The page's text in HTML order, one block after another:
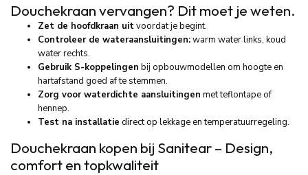
Douchekraan vervangen? Dit moet je weten.
Zet de hoofdkraan uitvoordat je begint.
Controleer de wateraansluitingen:warm water links, koud
water rechts.
Gebruik S-koppelingen bij opbouwmodellen om hoogte en
hartafstand goed af te stemmen.
Zorg voor waterdichte aansluitingen met teflontape of
hennep.
Test na installatie direct op lekkage en temperatuurregeling.
Douchekraan kopen bij Sanitear – Design,
comfort en topkwaliteit